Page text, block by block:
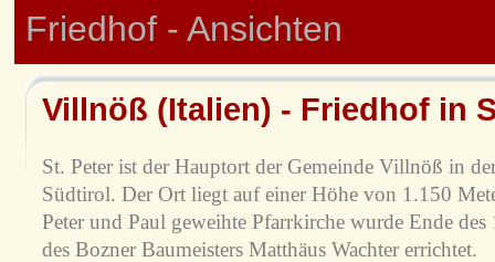
Friedhof - Ansichten
Villnöß (Italien) - Friedhof in
St. Peter ist der Hauptort der Gemeinde Villnöß in
Südtirol. Der Ort liegt auf einer Höhe von 1.150
Peter und Paul geweihte Pfarrkirche wurde Ende des
des Bozner Baumeisters Matthäus Wachter errichtet.